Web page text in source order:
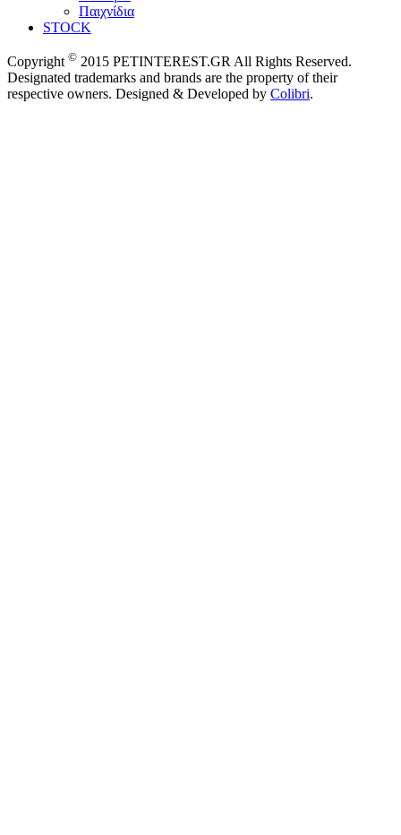
Παιχνίδια
STOCK
Copyright © 2015 PETINTEREST.GR All Rights Reserved.
Designated trademarks and brands are the property of their
respective owners. Designed & Developed by Colibri.